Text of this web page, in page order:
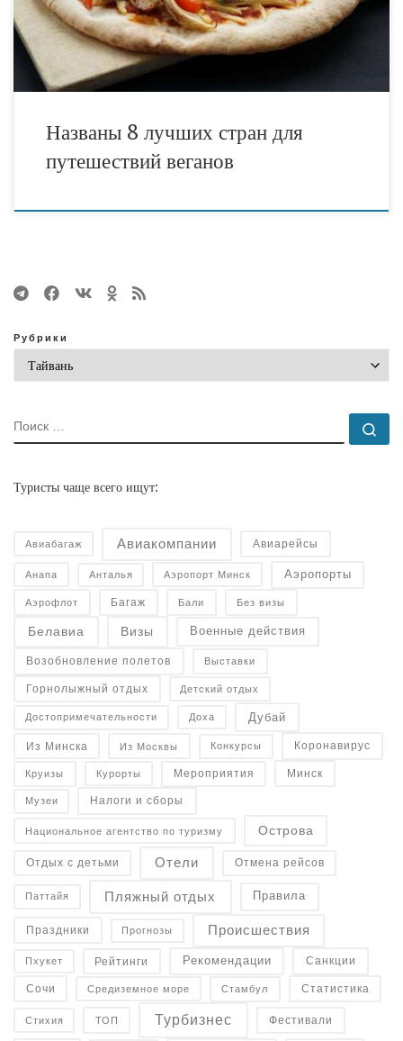
единственными ингредиентами в блюдах. Busuu исследовал
лучшие направления […]
Названы 8 лучших стран для
путешествий веганов
Рубрики
ПОИСК
Туристы чаще всего ищут:
Авиабагаж Авиакомпании Авиарейсы
Анапа Анталья Аэропорт Минск Аэропорты
Аэрофлот Багаж Бали Без визы
Белавиа Визы Военные действия
Возобновление полетов Выставки
Горнолыжный отдых Детский отдых
Достопримечательности Доха Дубай
Из Минска Из Москвы Конкурсы Коронавирус
Круизы Курорты Мероприятия Минск
Музеи Налоги и сборы
Национальное агентство по туризму Острова
Отдых с детьми Отели Отмена рейсов
Паттайя Пляжный отдых Правила
Праздники Прогнозы Происшествия
Пхукет Рейтинги Рекомендации Санкции
Сочи Средиземное море Стамбул Статистика
Стихия ТОП Турбизнес Фестивали